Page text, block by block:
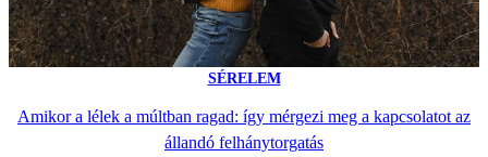
SÉRELEM
Amikor a lélek a múltban ragad: így mérgezi meg a kapcsolatot az
állandó felhánytorgatás